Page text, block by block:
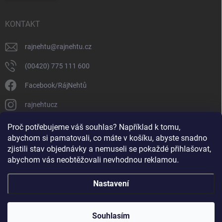
Proč potřebujeme váš souhlas? Například k tomu,
abychom si pamatovali, co máte v košíku, abyste snadno
zjistili stav objednávky a nemuseli se pokaždé přihlašovat,
abychom vás neobtěžovali nevhodnou reklamou.
Nastavení
Souhlasím
KONTAKT
rajnehtu@rajnehtu.cz
(00420) 775 111 600
Facebook/RájNehtů
rajnehtucz
https://www.youtube.com/@RajnehtuCzc
Ráj nehtů . Všechna práva vyhrazena.